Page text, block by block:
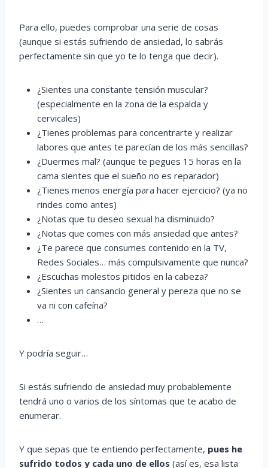
Para ello, puedes comprobar una serie de cosas
(aunque si estás sufriendo de ansiedad, lo sabrás
perfectamente sin que yo te lo tenga que decir).
¿Sientes una constante tensión muscular?
(especialmente en la zona de la espalda y
cervicales)
¿Tienes problemas para concentrarte y realizar
labores que antes te parecían de los más sencillas?
¿Duermes mal? (aunque te pegues 15 horas en la
cama sientes que el sueño no es reparador)
¿Tienes menos energía para hacer ejercicio? (ya no
rindes como antes)
¿Notas que tu deseo sexual ha disminuido?
¿Notas que comes con más ansiedad que antes?
¿Te parece que consumes contenido en la TV,
Redes Sociales… más compulsivamente que nunca?
¿Escuchas molestos pitidos en la cabeza?
¿Sientes un cansancio general y pereza que no se
va ni con cafeína?
…
Y podría seguir…
Si estás sufriendo de ansiedad muy probablemente
tendrá uno o varios de los síntomas que te acabo de
enumerar.
Y que sepas que te entiendo perfectamente, pues he
sufrido todos y cada uno de ellos (así es, esa lista